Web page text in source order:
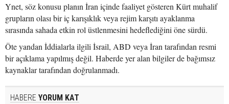
Ynet, söz konusu planın İran içinde faaliyet gösteren Kürt muhalif
grupların olası bir iç karışıklık veya rejim karşıtı ayaklanma
sırasında sahada etkin rol üstlenmesini hedeflediğini öne sürdü.
Öte yandan İddialarla ilgili İsrail, ABD veya İran tarafından resmi
bir açıklama yapılmış değil. Haberde yer alan bilgiler de bağımsız
kaynaklar tarafından doğrulanmadı.
HABERE YORUM KAT